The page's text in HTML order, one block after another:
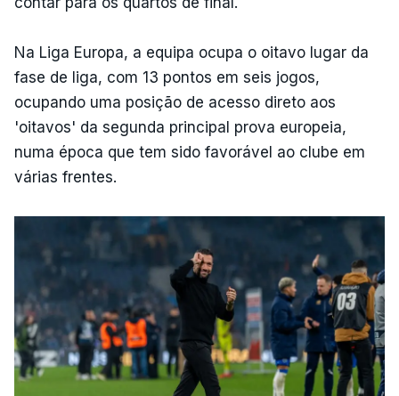
Na Liga Europa, a equipa ocupa o oitavo lugar da
fase de liga, com 13 pontos em seis jogos,
ocupando uma posição de acesso direto aos
'oitavos' da segunda principal prova europeia,
numa época que tem sido favorável ao clube em
várias frentes.